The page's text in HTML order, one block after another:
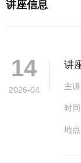
讲座信息
14
2026-04
讲
座
主
时
地